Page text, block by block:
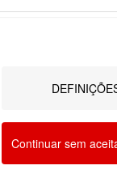
litígios
and offer
You can
Continuar sem